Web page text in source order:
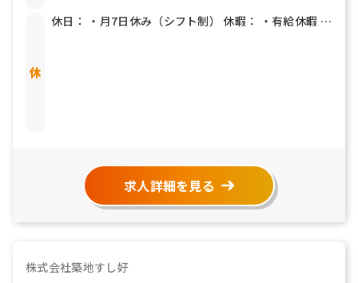
休日： ・月7日休み（シフト制） 休暇： ・有給休暇 ・
求人詳細を見る
株式会社築地すし好